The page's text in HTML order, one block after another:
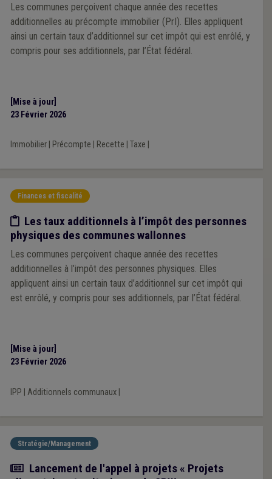
Les communes perçoivent chaque année des recettes
additionnelles au précompte immobilier (PrI). Elles appliquent
ainsi un certain taux d’additionnel sur cet impôt qui est enrôlé, y
compris pour ses additionnels, par l’État fédéral.
[Mise à jour]
23 Février 2026
Immobilier| Précompte Recette Taxe
Finances et fiscalité
Etude/chiffres
Les taux additionnels à l’impôt des personnes
physiques des communes wallonnes
Les communes perçoivent chaque année des recettes
additionnelles à l’impôt des personnes physiques. Elles
appliquent ainsi un certain taux d’additionnel sur cet impôt qui
est enrôlé, y compris pour ses additionnels, par l’État fédéral.
[Mise à jour]
23 Février 2026
IPP Additionnels communaux|
Stratégie/Management
Actualité
Lancement de l'appel à projets « Projets